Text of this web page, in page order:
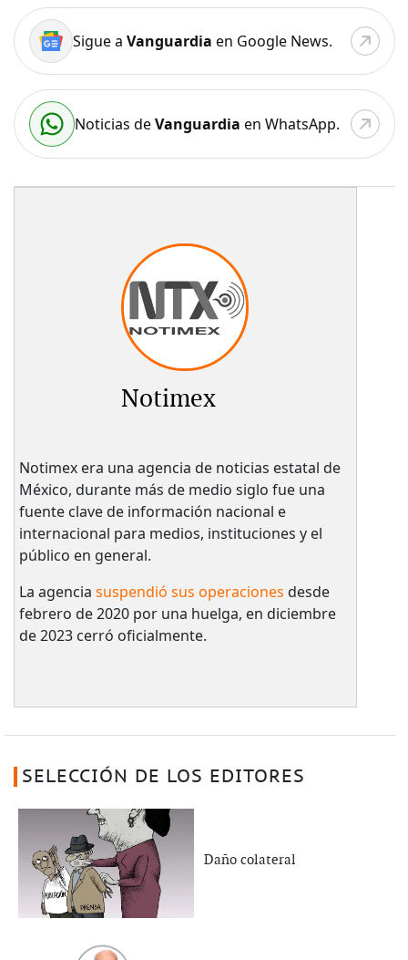
Sigue a Vanguardia en Google News.
Noticias deVanguardia en WhatsApp.
Notimex
Notimex era una agencia de noticias estatal de
México, durante más de medio siglo fue una
fuente clave de información nacional e
internacional para medios, instituciones y el
público en general.
La agencia suspendió sus operaciones desde
febrero de 2020 por una huelga, en diciembre
de 2023 cerró oficialmente.
SELECCIÓN DE LOS EDITORES
Daño colateral